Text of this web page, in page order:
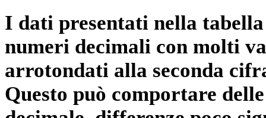
I dati presentati nella
numeri decimali con molti
arrotondati alla seconda
Questo può comportare